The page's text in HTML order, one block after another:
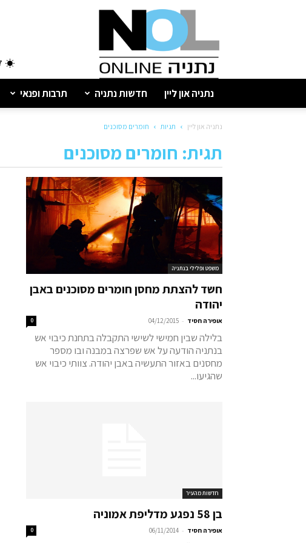
נתניה
נתניה און ליין חדשות נתניה תרבות ופנאי
נתניה און ליין תגיות חומרים מסוכנים
תגית: חומרים מסוכנים
משפט ופלילי בנתניה
חשד להצתת מחסן חומרים מסוכנים באבן
יהודה
אופירה חסיד -
04/12/2015
0
בלילה שבין חמישי לשישי התקבלה בתחנת כיבוי אש
בנתניה הודעה על אש שפרצה במבנה ובו מספר
מחסנים באזור התעשיה באבן יהודה. צוותי כיבוי אש
שהגיעו...
חדשות מהעיר
בן 58 נפגע מדליפת אמוניה
אופירה חסיד -
06/11/2014
0